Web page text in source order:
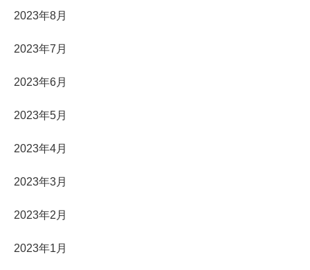
2023年8月
2023年7月
2023年6月
2023年5月
2023年4月
2023年3月
2023年2月
2023年1月